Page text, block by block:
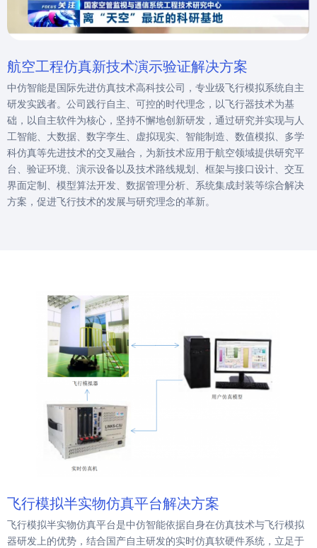
航空工程仿真新技术演示验证解决方案
中仿智能是国际先进仿真技术高科技公司，专业级飞行模拟系统自主
研发实践者。公司践行自主、可控的时代理念，以飞行器技术为基
础，以自主软件为核心，坚持不懈地创新研发，通过研究并实现与人
工智能、大数据、数字孪生、虚拟现实、智能制造、数值模拟、多学
科仿真等先进技术的交叉融合，为新技术应用于航空领域提供研究平
台、验证环境、演示设备以及技术路线规划、框架与接口设计、交互
界面定制、模型算法开发、数据管理分析、系统集成封装等综合解决
方案，促进飞行技术的发展与研究理念的革新。
飞行模拟半实物仿真平台解决方案
飞行模拟半实物仿真平台是中仿智能依据自身在仿真技术与飞行模拟
器研发上的优势，结合国产自主研发的实时仿真软硬件系统，立足于